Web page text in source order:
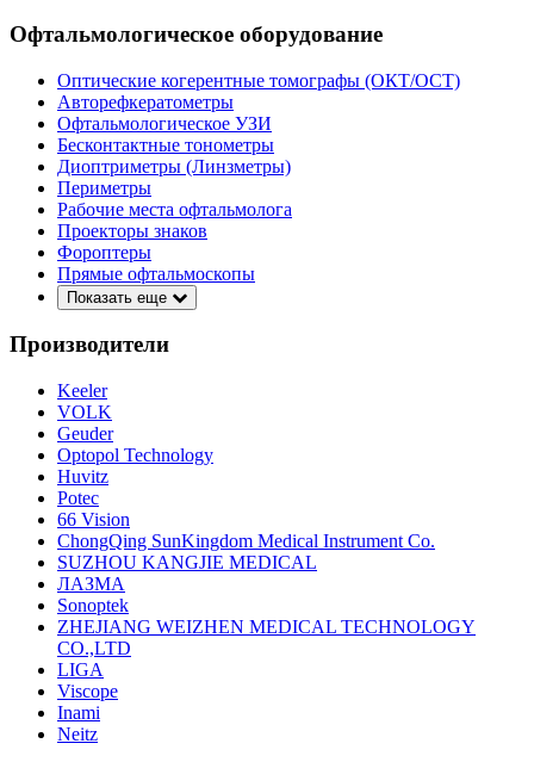
Офтальмологическое оборудование
Оптические когерентные томографы (ОКТ/ОСТ)
Авторефкератометры
Офтальмологическое УЗИ
Бесконтактные тонометры
Диоптриметры (Линзметры)
Периметры
Рабочие места офтальмолога
Проекторы знаков
Фороптеры
Прямые офтальмоскопы
Показать еще
Производители
Keeler
VOLK
Geuder
Optopol Technology
Huvitz
Potec
66 Vision
ChongQing SunKingdom Medical Instrument Co.
SUZHOU KANGJIE MEDICAL
ЛАЗМА
Sonoptek
ZHEJIANG WEIZHEN MEDICAL TECHNOLOGY
CO.,LTD
LIGA
Viscope
Inami
Neitz